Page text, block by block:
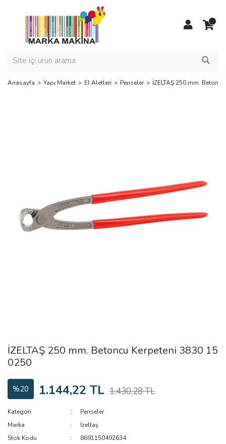
Anasayfa Yapı Market El Aletleri Penseler İZELTAŞ 250 mm.
İZELTAŞ 250 mm. Betoncu Kerpeteni 3830 15
0250
%20 1.144,22 TL 1.430,28 TL
Kategori
Penseler
Marka
İzeltaş
Stok Kodu
8691150492634